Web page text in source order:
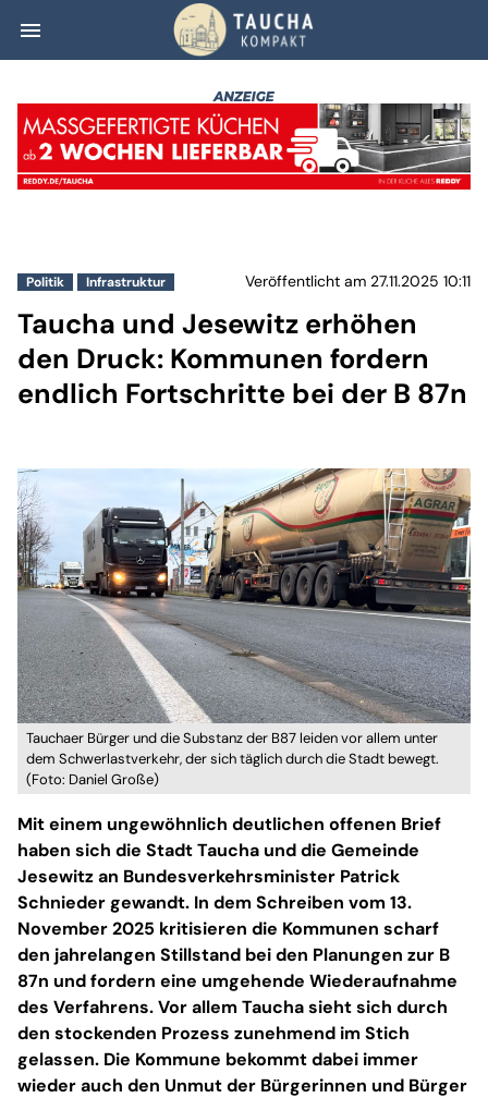
menu Taucha und
Politik Infrastruktur Veröffentlicht am 27.11.2025 10:11
Taucha und Jesewitz erhöhen
den Druck: Kommunen fordern
endlich Fortschritte bei der B 87n
Tauchaer Bürger und die Substanz der B87 leiden vor allem unter
dem Schwerlastverkehr, der sich täglich durch die Stadt bewegt.
(Foto: Daniel Große)
Mit einem ungewöhnlich deutlichen offenen Brief
haben sich die Stadt Taucha und die Gemeinde
Jesewitz an Bundesverkehrsminister Patrick
Schnieder gewandt. In dem Schreiben vom 13.
November 2025 kritisieren die Kommunen scharf
den jahrelangen Stillstand bei den Planungen zur B
87n und fordern eine umgehende Wiederaufnahme
des Verfahrens. Vor allem Taucha sieht sich durch
den stockenden Prozess zunehmend im Stich
gelassen. Die Kommune bekommt dabei immer
wieder auch den Unmut der Bürgerinnen und Bürger